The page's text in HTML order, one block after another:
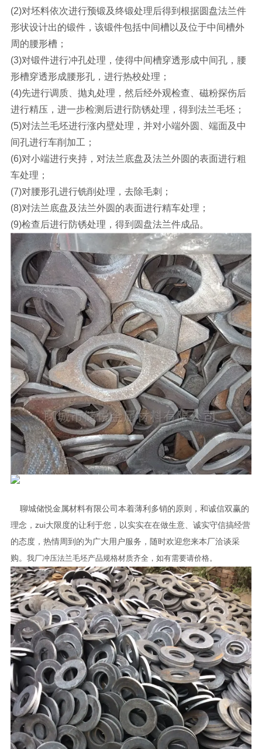
(2)对坯料依次进行预锻及终锻处理后得到根据圆盘法兰件
形状设计出的锻件，该锻件包括中间槽以及位于中间槽外
周的腰形槽；
(3)对锻件进行冲孔处理，使得中间槽穿透形成中间孔，腰
形槽穿透形成腰形孔，进行热校处理；
(4)先进行调质、抛丸处理，然后经外观检查、磁粉探伤后
进行精压，进一步检测后进行防锈处理，得到法兰毛坯；
(5)对法兰毛坯进行涨内壁处理，并对小端外圆、端面及中
间孔进行车削加工；
(6)对小端进行夹持，对法兰底盘及法兰外圆的表面进行粗
车处理；
(7)对腰形孔进行铣削处理，去除毛刺；
(8)对法兰底盘及法兰外圆的表面进行精车处理；
(9)检查后进行防锈处理，得到圆盘法兰件成品。
聊城储悦金属材料有限公司本着薄利多销的原则，和诚信双赢的
理念，zui大限度的让利于您，以实实在在做生意、诚实守信搞经营
的态度，热情周到的为广大用户服务，随时欢迎您来本厂洽谈采
购。 我厂冲压法兰毛坯产品规格材质齐全，如有需要请价格。